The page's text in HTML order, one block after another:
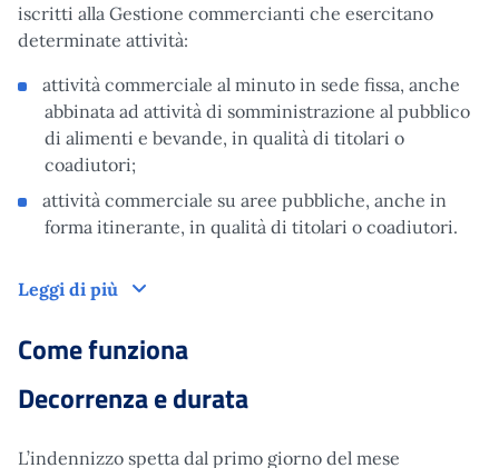
iscritti alla Gestione commercianti che esercitano
determinate attività:
attività commerciale al minuto in sede fissa, anche
abbinata ad attività di somministrazione al pubblico
di alimenti e bevande, in qualità di titolari o
coadiutori;
attività commerciale su aree pubbliche, anche in
forma itinerante, in qualità di titolari o coadiutori.
Leggi di più A chi è rivolto
Come funziona
Decorrenza e durata
L’indennizzo spetta dal primo giorno del mese